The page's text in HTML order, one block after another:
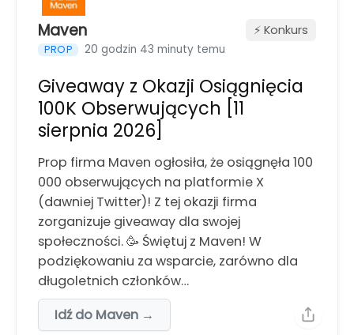
Maven
PROP 20 godzin 43 minuty temu
⚡️ Konkurs
Giveaway z Okazji Osiągnięcia
100K Obserwujących [11
sierpnia 2026]
Prop firma Maven ogłosiła, że osiągnęła 100
000 obserwujących na platformie X
(dawniej Twitter)! Z tej okazji firma
zorganizuje giveaway dla swojej
społeczności. 🥳 Świętuj z Maven! W
podziękowaniu za wsparcie, zarówno dla
długoletnich członków…
Idź do Maven →